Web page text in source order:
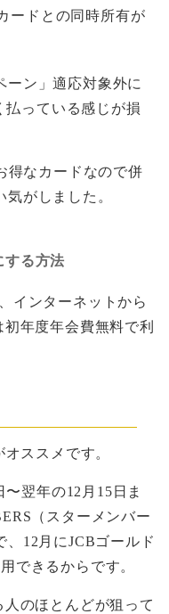
ードとの同時所有が
ーン」適応対象外に
払っている感じが損
得なカードなので併
がしました。
する方法
インターネットから
年度年会費無料で利
ススメです。
翌年の12月15日ま
（スターメンバー
、12月にJCBゴールド
できるからです。
のほとんどが狙って